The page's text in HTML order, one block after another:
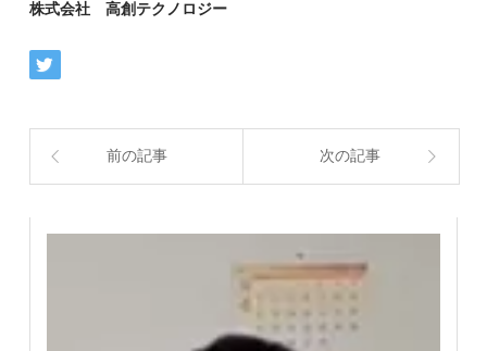
株式会社 高創テクノロジー
前の記事 次の記事